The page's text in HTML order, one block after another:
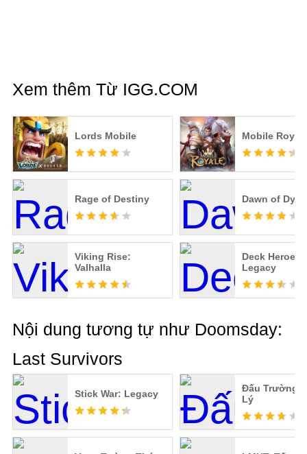
Xem thêm Từ IGG.COM
Lords Mobile Mobile
Rage of Destiny Dawn of
Viking Rise:
Valhalla
Deck Heroes:
Legacy
Nội dung tương tự như Doomsday:
Last Survivors
Stick War: Legacy
Đấu Trường
Lý